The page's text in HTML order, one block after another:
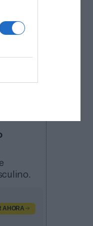
la
AHORA